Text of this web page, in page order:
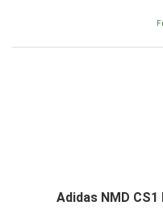
Adidas NMD